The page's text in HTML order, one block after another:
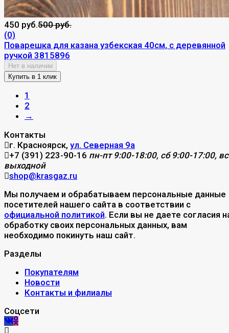
450 руб.500 руб.
(0)
Поварешка для казана узбекская 40см, с деревянной
ручкой 3815896
Нет в наличии
1
2
→
Контакты
г. Красноярск, ул. Северная 9а
+7 (391) 223-90-16 пн-пт 9:00-18:00, сб 9:00-17:00,
выходной
shop@krasgaz.ru
Мы получаем и обрабатываем персональные данные
посетителей нашего сайта в соответствии с
официальной политикой. Если вы не даете согласия
обработку своих персональных данных, вам
необходимо покинуть наш сайт.
Разделы
Покупателям
Новости
Контакты и филиалы
Соцсети